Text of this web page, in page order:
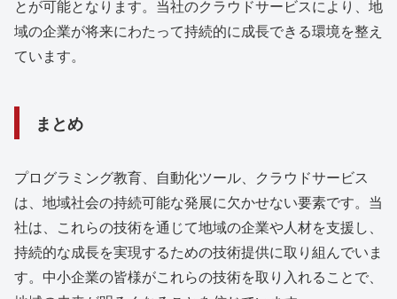
とが可能となります。当社のクラウドサービスにより、地
域の企業が将来にわたって持続的に成長できる環境を整え
ています。
まとめ
プログラミング教育、自動化ツール、クラウドサービス
は、地域社会の持続可能な発展に欠かせない要素です。当
社は、これらの技術を通じて地域の企業や人材を支援し、
持続的な成長を実現するための技術提供に取り組んでいま
す。中小企業の皆様がこれらの技術を取り入れることで、